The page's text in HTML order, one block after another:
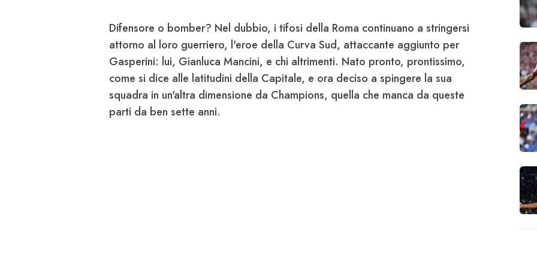
Difensore o bomber? Nel dubbio, i tifosi della Roma continuano a stringersi
attorno al loro guerriero, l'eroe della Curva Sud, attaccante aggiunto per
Gasperini: lui, Gianluca Mancini, e chi altrimenti. Nato pronto, prontissimo,
come si dice alle latitudini della Capitale, e ora deciso a spingere la sua
squadra in un'altra dimensione da Champions, quella che manca da queste
parti da ben sette anni.